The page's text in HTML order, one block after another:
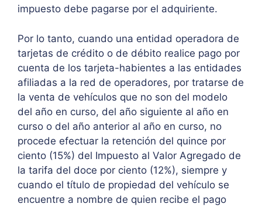
impuesto debe pagarse por el adquiriente.
Por lo tanto, cuando una entidad operadora de
tarjetas de crédito o de débito realice pago por
cuenta de los tarjeta-habientes a las entidades
afiliadas a la red de operadores, por tratarse de
la venta de vehículos que no son del modelo
del año en curso, del año siguiente al año en
curso o del año anterior al año en curso, no
procede efectuar la retención del quince por
ciento (15%) del Impuesto al Valor Agregado de
la tarifa del doce por ciento (12%), siempre y
cuando el título de propiedad del vehículo se
encuentre a nombre de quien recibe el pago